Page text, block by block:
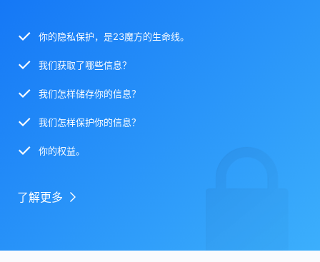
你的隐私保护，是23魔方的生命线。
我们获取了哪些信息？
我们怎样储存你的信息？
我们怎样保护你的信息？
你的权益。
了解更多